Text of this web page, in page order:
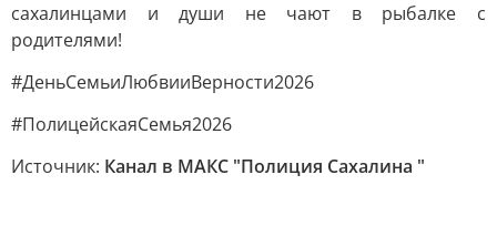
сахалинцами и души не чают в рыбалке с
родителями!
#ДеньСемьиЛюбвииВерности2026
#ПолицейскаяСемья2026
Источник: Канал в МАКС "Полиция Сахалина "